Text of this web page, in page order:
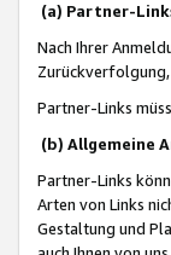
(a) Partner-
Nach Ihrer
Partner-Links
(b) Allgemeine
Partner-Links
Arten von Links
Gestaltung und